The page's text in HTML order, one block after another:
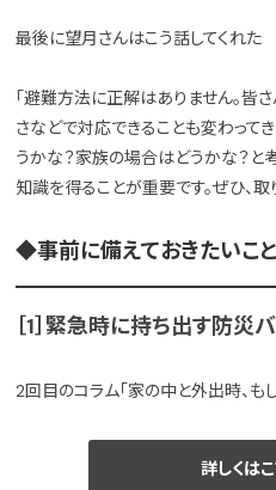
最後に望月さんはこう話してくれた
「避難方法に正解はありません。皆
さなどで対応できることも変わって
うかな？家族の場合はどうかな？と
知識を得ることが重要です。ぜひ、取
◆事前に備えておきたいこ
［1］緊急時に持ち出す防災
2回目のコラム「家の中と外出時、も
詳しくは